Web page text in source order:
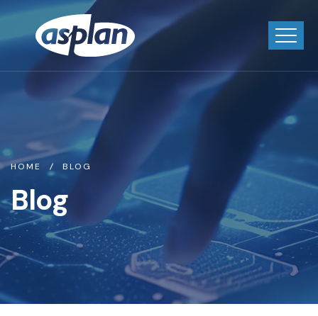
HOME BLOG
Blog